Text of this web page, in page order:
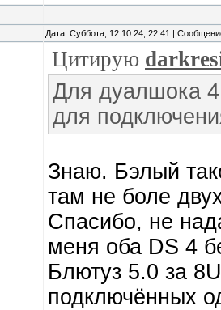
Дата: Суббота, 12.10.24, 22:41 |
Цитирую
Для дуалшока
для
Знаю. Бэлый
там не боле
Спасибо, не
меня оба DS 4
Блютуз 5.0 за
подключённых